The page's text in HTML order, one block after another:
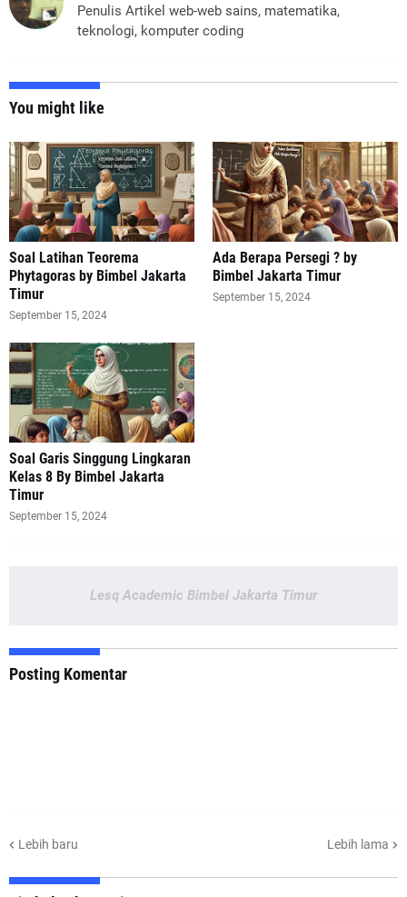
Penulis Artikel web-web sains, matematika,
teknologi, komputer coding
You might like
Soal Latihan Teorema
Phytagoras by Bimbel Jakarta
Timur
September 15, 2024
Ada Berapa Persegi ? by
Bimbel Jakarta Timur
September 15, 2024
Soal Garis Singgung Lingkaran
Kelas 8 By Bimbel Jakarta
Timur
September 15, 2024
Lesq Academic Bimbel Jakarta Timur
Posting Komentar
Lebih baru Lebih lama